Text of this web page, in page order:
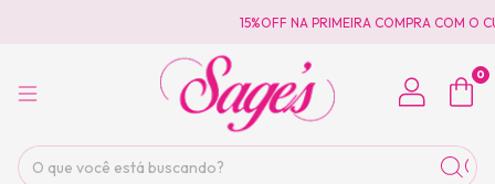
15%OFF NA PRIMEIRA COMPRA COM O
0